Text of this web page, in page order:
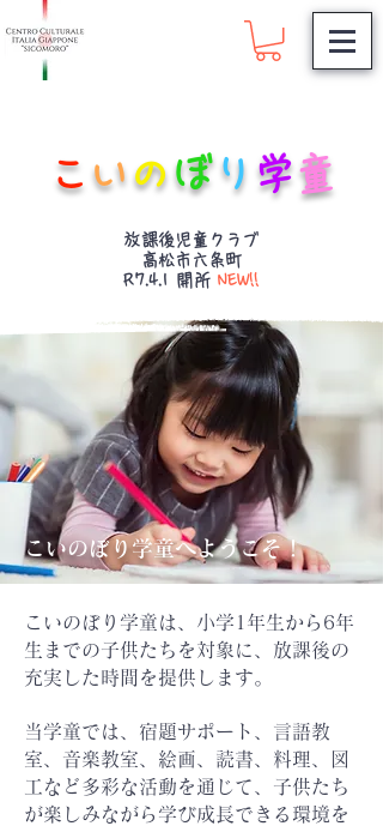
こ い のぼり 学童
放課後児童クラブ
​高松市六条町
R7.4.1 開所 NEW!!
こいのぼり学童へ​ようこそ！
こいのぼり学童は、小学1年生から6年
生までの子供たちを対象に、 放課後の
充実した時間を提供します。
当学童では、宿題サポート、言語教
室、音楽教室、絵画、読書、 料理、図
工など多彩な活動を通じて、子供たち
が楽しみながら 学び成長できる環境を